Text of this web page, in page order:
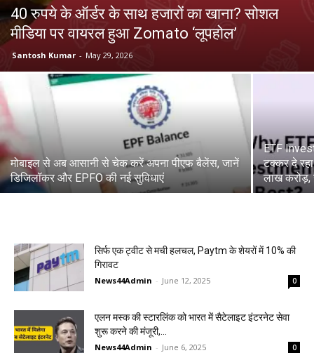
40 रुपये के ऑर्डर के साथ हजारों का खाना? सोशल
मीडिया पर वायरल हुआ Zomato ‘लूपहोल’
Santosh Kumar - May 29, 2026
मोबाइल से अब आसानी से चेक करें अपना पीएफ बैलेंस, जानें
डिजिलॉकर और EPFO की नई सुविधाएं
ETF
टक्कर दे
लाख करोड़,
सिर्फ एक ट्वीट से मची हलचल, Paytm के शेयरों में 10% की
गिरावट
News44Admin - June 12, 2025 0
एलन मस्क की स्टारलिंक को भारत में सैटेलाइट इंटरनेट सेवा
शुरू करने की मंजूरी,...
News44Admin - June 6, 2025 0